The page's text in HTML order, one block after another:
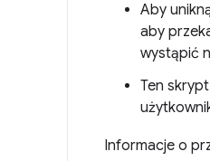
Aby
aby
wystąpić
Ten
Informacje o